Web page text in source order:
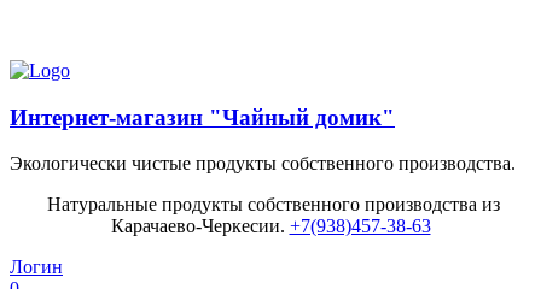
Интернет-магазин "Чайный домик"
Экологически чистые продукты собственного производства.
Натуральные продукты собственного производства из
Карачаево-Черкесии. +7(938)457-38-63
Логин